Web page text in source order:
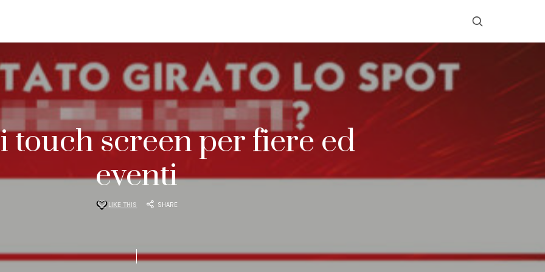
touch screen per fiere ed
eventi
LIKE THIS SHARE